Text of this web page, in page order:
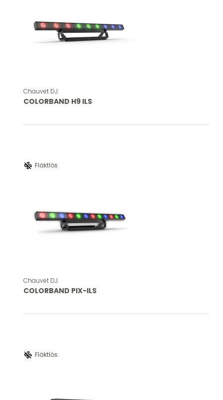
Chauvet DJ
COLORBAND H9 ILS
mode_fan_off Fläktlös
Chauvet DJ
COLORBAND PIX-ILS
mode_fan_off Fläktlös